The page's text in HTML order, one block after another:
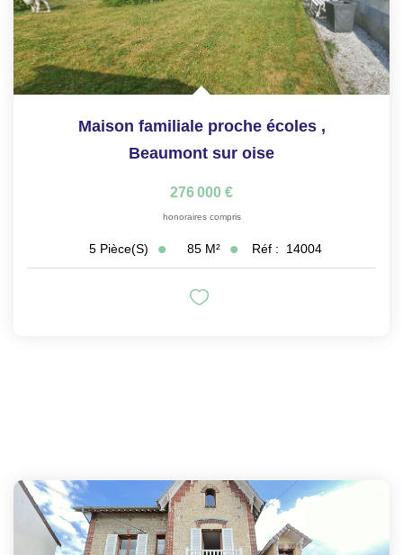
Maison familiale proche écoles ,
Beaumont sur oise
276 000 €
honoraires compris
5 Pièce(s) 85 M² Réf : 14004